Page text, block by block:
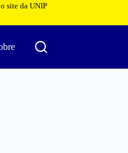
site da UNIP